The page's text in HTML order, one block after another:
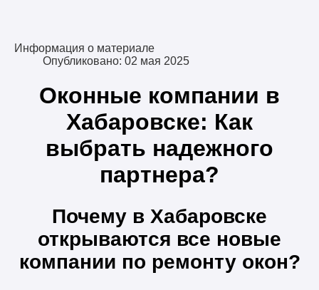
Информация о материале
Опубликовано: 02 мая 2025
Оконные компании в
Хабаровске: Как
выбрать надежного
партнера?
Почему в Хабаровске
открываются все новые
компании по ремонту окон?